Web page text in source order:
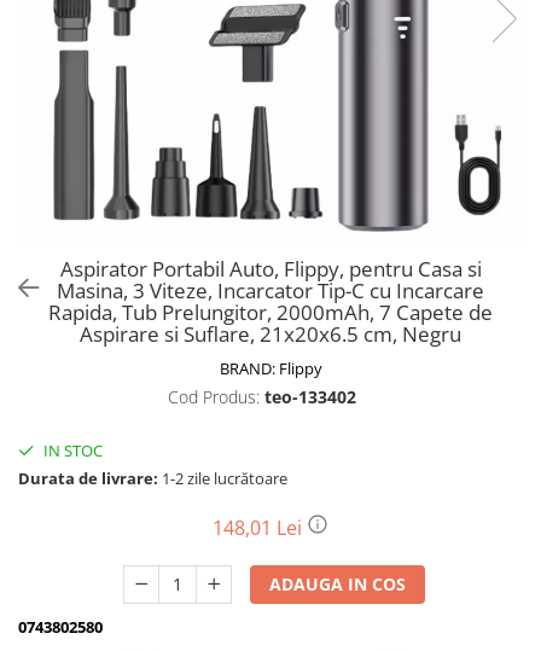
Tricicluri cargo fara permis
Tricicluri persoane
Trotinete electrice
Biciclete, trotinete, triciclete
Biciclete electrice
Motoburghie si accesorii
Accesorii motoburghie
Motoburghie
Drujbe, fierastraie electrice
Drujbe cu acumulator
Consumabile drujbe, fierastraie
Unelte electrice busteni
Mori cereale si batoze porumb
Batoze - mori desfacat porumb
Aspirator Portabil Auto, Flippy, pentru Casa si
Masina, 3 Viteze, Incarcator Tip-C cu Incarcare
Rapida, Tub Prelungitor, 2000mAh, 7 Capete de
Aspirare si Suflare, 21x20x6.5 cm, Negru
BRAND: Flippy
Cod Produs: teo-133402
IN STOC
Durata de livrare: 1-2 zile lucrătoare
148,01 Lei
ADAUGA IN COS
0743802580